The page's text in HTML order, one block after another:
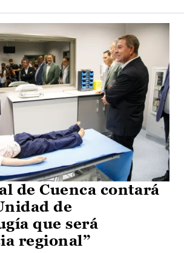
de Cuenca contará
de
que será
regional”